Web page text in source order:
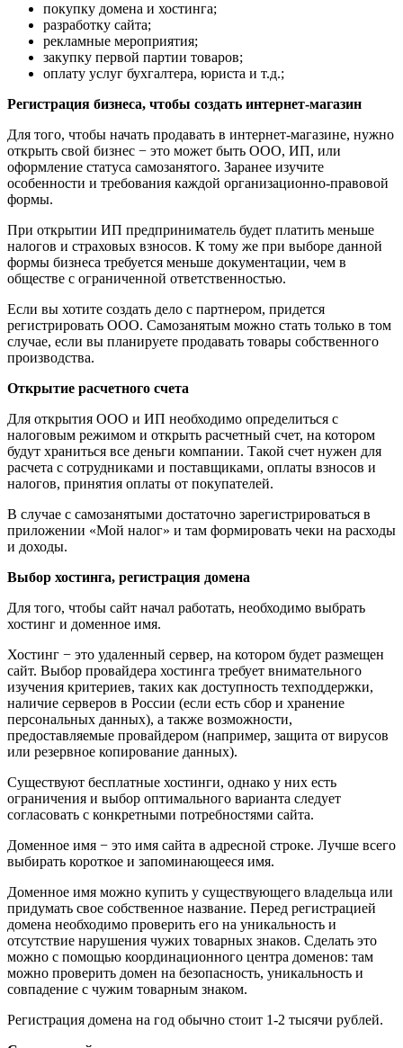
покупку домена и хостинга;
разработку сайта;
рекламные мероприятия;
закупку первой партии товаров;
оплату услуг бухгалтера, юриста и т.д.;
Регистрация бизнеса, чтобы создать интернет-магазин
Для того, чтобы начать продавать в интернет-магазине, нужно
открыть свой бизнес − это может быть ООО, ИП, или
оформление статуса самозанятого. Заранее изучите
особенности и требования каждой организационно-правовой
формы.
При открытии ИП предприниматель будет платить меньше
налогов и страховых взносов. К тому же при выборе данной
формы бизнеса требуется меньше документации, чем в
обществе с ограниченной ответственностью.
Если вы хотите создать дело с партнером, придется
регистрировать ООО. Самозанятым можно стать только в том
случае, если вы планируете продавать товары собственного
производства.
Открытие расчетного счета
Для открытия ООО и ИП необходимо определиться с
налоговым режимом и открыть расчетный счет, на котором
будут храниться все деньги компании. Такой счет нужен для
расчета с сотрудниками и поставщиками, оплаты взносов и
налогов, принятия оплаты от покупателей.
В случае с самозанятыми достаточно зарегистрироваться в
приложении «Мой налог» и там формировать чеки на расходы
и доходы.
Выбор хостинга, регистрация домена
Для того, чтобы сайт начал работать, необходимо выбрать
хостинг и доменное имя.
Хостинг − это удаленный сервер, на котором будет размещен
сайт. Выбор провайдера хостинга требует внимательного
изучения критериев, таких как доступность техподдержки,
наличие серверов в России (если есть сбор и хранение
персональных данных), а также возможности,
предоставляемые провайдером (например, защита от вирусов
или резервное копирование данных).
Существуют бесплатные хостинги, однако у них есть
ограничения и выбор оптимального варианта следует
согласовать с конкретными потребностями сайта.
Доменное имя − это имя сайта в адресной строке. Лучше всего
выбирать короткое и запоминающееся имя.
Доменное имя можно купить у существующего владельца или
придумать свое собственное название. Перед регистрацией
домена необходимо проверить его на уникальность и
отсутствие нарушения чужих товарных знаков. Сделать это
можно с помощью координационного центра доменов: там
можно проверить домен на безопасность, уникальность и
совпадение с чужим товарным знаком.
Регистрация домена на год обычно стоит 1-2 тысячи рублей.